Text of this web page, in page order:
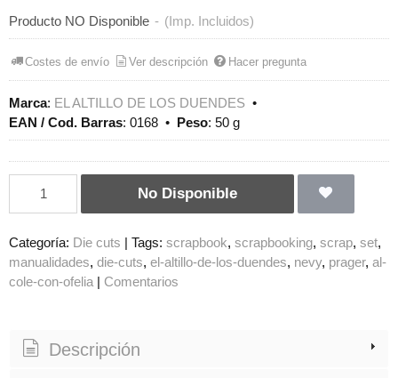
Producto NO Disponible - (Imp. Incluidos)
Costes de envío Ver descripción Hacer pregunta
Marca: EL ALTILLO DE LOS DUENDES •
EAN / Cod. Barras: 0168 • Peso: 50 g
No Disponible
Categoría: Die cuts | Tags: scrapbook scrapbooking scrap set
manualidades die-cuts el-altillo-de-los-duendes nevy prager al-
cole-con-ofelia | Comentarios
Descripción